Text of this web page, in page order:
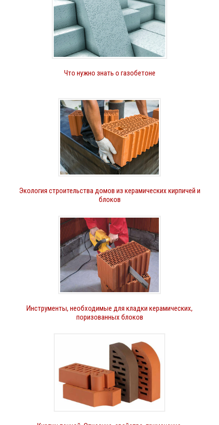
Что нужно знать о газобетоне
Экология строительства домов из керамических кирпичей и
блоков
Инструменты, необходимые для кладки керамических,
поризованных блоков